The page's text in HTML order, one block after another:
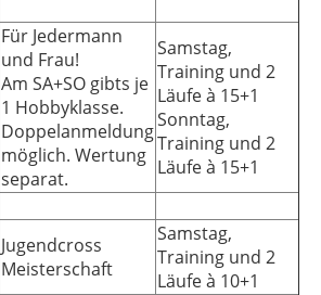
Für Jedermann
und Frau!
Am SA+SO gibts je
1 Hobbyklasse.
Doppelanmeldung
möglich. Wertung
separat.
Samstag,
Training und 2
Läufe à 15+1
Sonntag,
Training und 2
Läufe à 15+1
Jugendcross
Meisterschaft
Samstag,
Training und 2
Läufe à 10+1